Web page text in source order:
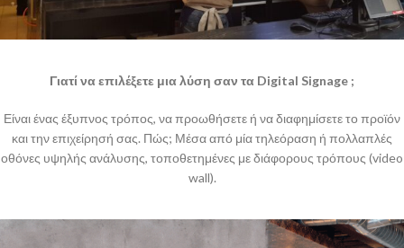
Γιατί να επιλέξετε μια λύση σαν τα Digital Signage ;
Είναι ένας έξυπνος τρόπος, να προωθήσετε ή να διαφημίσετε το προϊόν
και την επιχείρησή σας. Πώς; Μέσα από μία τηλεόραση ή πολλαπλές
οθόνες υψηλής ανάλυσης, τοποθετημένες με διάφορους τρόπους (video
wall).